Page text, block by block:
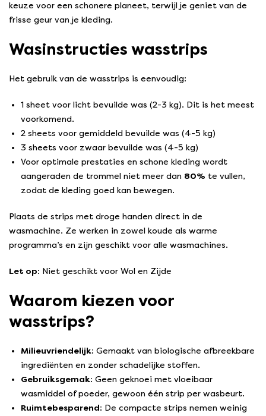
keuze voor een schonere planeet, terwijl je geniet van de
frisse geur van je kleding.
Wasinstructies wasstrips
Het gebruik van de wasstrips is eenvoudig:
1 sheet voor licht bevuilde was (2-3 kg). Dit is het meest
voorkomend.
2 sheets voor gemiddeld bevuilde was (4-5 kg)
3 sheets voor zwaar bevuilde was (4-5 kg)
Voor optimale prestaties en schone kleding wordt
aangeraden de trommel niet meer dan 80% te vullen,
zodat de kleding goed kan bewegen.
Plaats de strips met droge handen direct in de
wasmachine. Ze werken in zowel koude als warme
programma’s en zijn geschikt voor alle wasmachines.
Let op: Niet geschikt voor Wol en Zijde
Waarom kiezen voor
wasstrips?
Milieuvriendelijk: Gemaakt van biologische afbreekbare
ingrediënten en zonder schadelijke stoffen.
Gebruiksgemak: Geen geknoei met vloeibaar
wasmiddel of poeder, gewoon één strip per wasbeurt.
Ruimtebesparend: De compacte strips nemen weinig